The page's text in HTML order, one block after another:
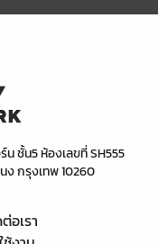
น ชั้น5 ห้องเลขที่ SH555
ง กรุงเทพ 10260
อเรา